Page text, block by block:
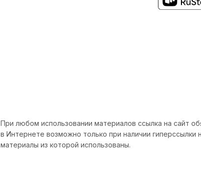
При любом использовании материалов ссылка на сайт
в Интернете возможно только при наличии гиперссылки
материалы из которой использованы.